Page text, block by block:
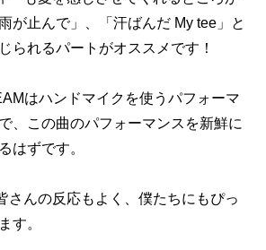
が止んで」、「汗ばんだ My tee」と
られるパートがオススメです！
はハンドマイクを使うパフォーマ
、この曲のパフォーマンスを新鮮に
はずです。
さんの反応もよく、僕たちにもぴっ
す。